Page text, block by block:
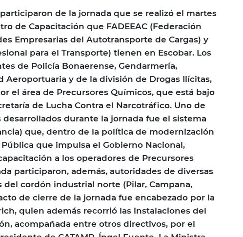
participaron de la jornada que se realizó el martes
de Capacitación que FADEEAC (Federación
Empresarias del Autotransporte de Cargas) y
para el Transporte) tienen en Escobar. Los
de Policía Bonaerense, Gendarmería,
Aeroportuaria y de la división de Drogas Ilícitas,
el área de Precursores Químicos, que está bajo
de Lucha Contra el Narcotráfico. Uno de
durante la jornada fue el sistema
que, dentro de la política de modernización
que impulsa el Gobierno Nacional,
a los operadores de Precursores
participaron, además, autoridades de diversas
del cordón industrial norte (Pilar, Campana,
de cierre de la jornada fue encabezado por la
quien además recorrió las instalaciones del
acompañada entre otros directivos, por el